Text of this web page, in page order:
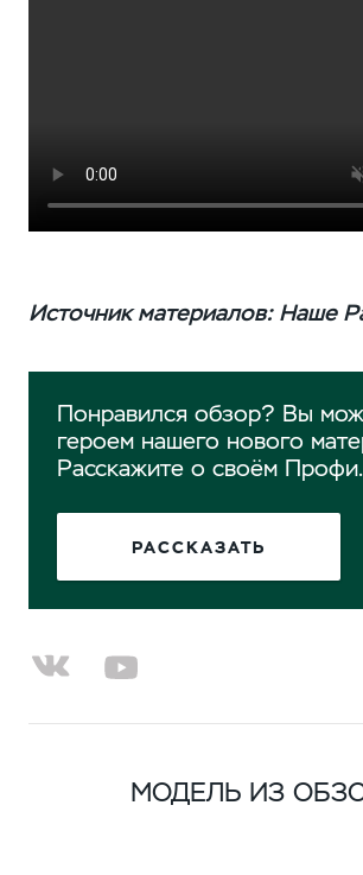
Источник материалов: Наше
Понравился обзор? Вы
героем нашего нового
Расскажите о своём Профи.
РАССКАЗАТЬ
МОДЕЛЬ ИЗ